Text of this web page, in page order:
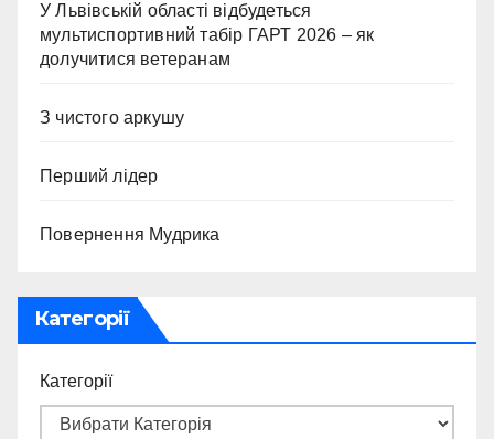
У Львівській області відбудеться
мультиспортивний табір ГАРТ 2026 – як
долучитися ветеранам
З чистого аркушу
Перший лідер
Повернення Мудрика
Категорії
Категорії